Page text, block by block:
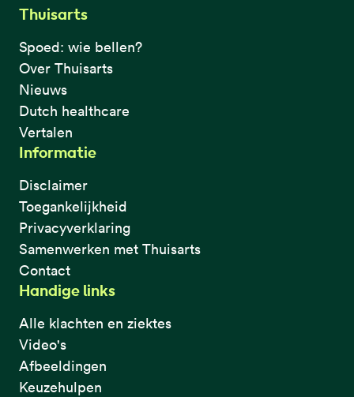
Thuisarts
Spoed: wie bellen?
Over Thuisarts
Nieuws
Dutch healthcare
Vertalen
Informatie
Disclaimer
Toegankelijkheid
Privacyverklaring
Samenwerken met Thuisarts
Contact
Handige links
Alle klachten en ziektes
Video's
Afbeeldingen
Keuzehulpen